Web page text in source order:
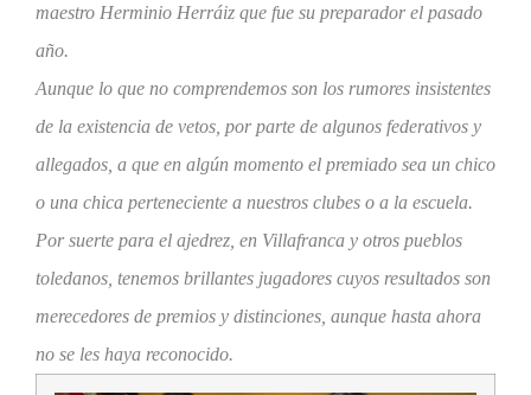
maestro Herminio Herráiz que fue su preparador el pasado
año.
Aunque lo que no comprendemos son los rumores insistentes
de la existencia de vetos, por parte de algunos federativos y
allegados, a que en algún momento el premiado sea un chico
o una chica perteneciente a nuestros clubes o a la escuela.
Por suerte para el ajedrez, en Villafranca y otros pueblos
toledanos, tenemos brillantes jugadores cuyos resultados son
merecedores de premios y distinciones, aunque hasta ahora
no se les haya reconocido.